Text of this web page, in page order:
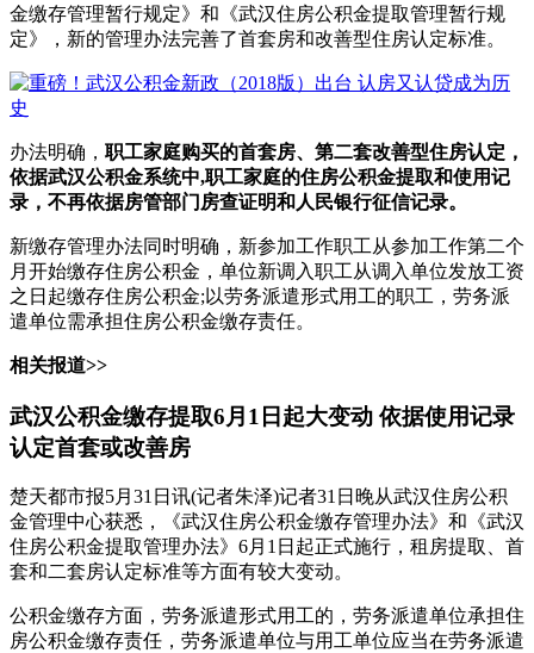
金缴存管理暂行规定》和《武汉住房公积金提取管理暂行规
定》，新的管理办法完善了首套房和改善型住房认定标准。
办法明确， 职工家庭购买的首套房、第二套改善型住房认定，
依据武汉公积金系统中,职工家庭的住房公积金提取和使用记
录，不再依据房管部门房查证明和人民银行征信记录。
新缴存管理办法同时明确，新参加工作职工从参加工作第二个
月开始缴存住房公积金，单位新调入职工从调入单位发放工资
之日起缴存住房公积金;以劳务派遣形式用工的职工，劳务派
遣单位需承担住房公积金缴存责任。
相关报道>>
武汉公积金缴存提取6月1日起大变动 依据使用记录
认定首套或改善房
楚天都市报5月31日讯(记者朱泽)记者31日晚从武汉住房公积
金管理中心获悉，《武汉住房公积金缴存管理办法》和《武汉
住房公积金提取管理办法》6月1日起正式施行，租房提取、首
套和二套房认定标准等方面有较大变动。
公积金缴存方面，劳务派遣形式用工的，劳务派遣单位承担住
房公积金缴存责任，劳务派遣单位与用工单位应当在劳务派遣